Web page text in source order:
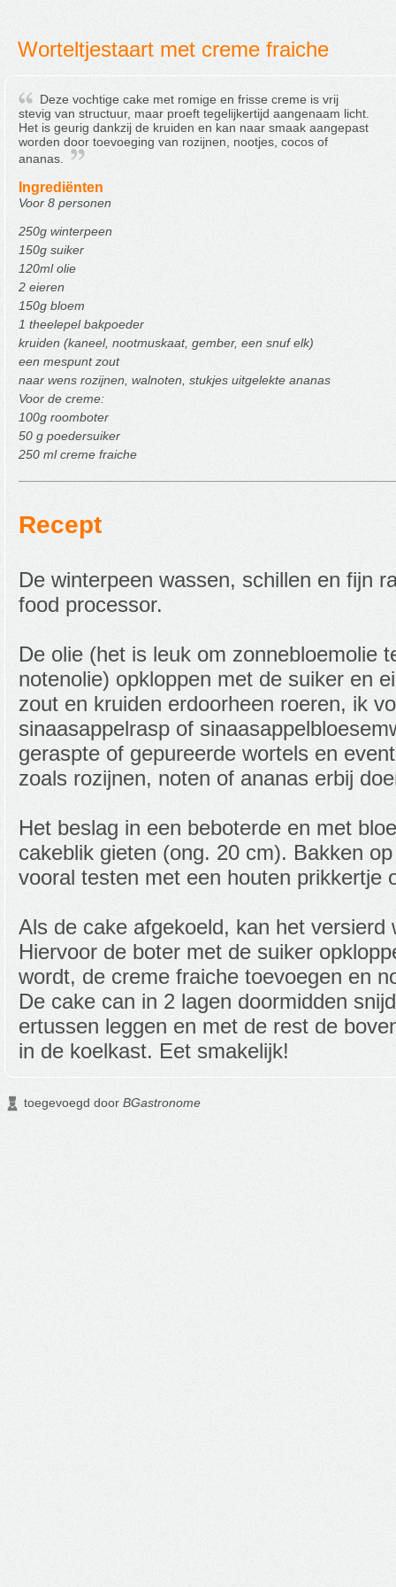
Worteltjestaart met creme fraiche
Deze vochtige cake met romige en frisse creme is vrij
stevig van structuur, maar proeft tegelijkertijd aangenaam licht.
Het is geurig dankzij de kruiden en kan naar smaak aangepast
worden door toevoeging van rozijnen, nootjes, cocos of
ananas.
Ingrediënten
Voor 8 personen
250g winterpeen
150g suiker
120ml olie
2 eieren
150g bloem
1 theelepel bakpoeder
kruiden (kaneel, nootmuskaat, gember, een snuf elk)
een mespunt zout
naar wens rozijnen, walnoten, stukjes uitgelekte ananas
Voor de creme:
100g roomboter
50 g poedersuiker
250 ml creme fraiche
Recept
De winterpeen wassen, schillen en fijn
food processor.
De olie (het is leuk om zonnebloemolie
notenolie) opkloppen met de suiker en
zout en kruiden erdoorheen roeren, ik
sinaasappelrasp of
geraspte of gepureerde wortels en
zoals rozijnen, noten of ananas erbij
Het beslag in een beboterde en met
cakeblik gieten (ong. 20 cm). Bakken
vooral testen met een houten prikkertje
Als de cake afgekoeld, kan het versierd
Hiervoor de boter met de suiker
wordt, de creme fraiche toevoegen en
De cake can in 2 lagen doormidden
ertussen leggen en met de rest de
in de koelkast. Eet smakelijk!
toegevoegd door BGastronome